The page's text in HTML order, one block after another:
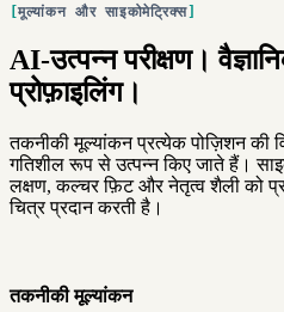
मूल्यांकन और साइकोमेट्रिक्स
AI-उत्पन्न परीक्षण।
प्रोफ़ाइलिंग।
तकनीकी मूल्यांकन प्रत्येक पोज़िशन की
गतिशील रूप से उत्पन्न किए जाते हैं।
लक्षण, कल्चर फ़िट और नेतृत्व शैली को
चित्र प्रदान करती है।
तकनीकी मूल्यांकन